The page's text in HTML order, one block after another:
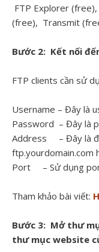
FTP Explorer
(free), Transmit
Bước 2: Kết nối
FTP clients cần sử
Username – Đây là
Password – Đây là
Address – Đây là
ftp.yourdomain.com
Port – Sử dụng
Tham khảo bài viết:
Bước 3: Mở thư
thư mục website